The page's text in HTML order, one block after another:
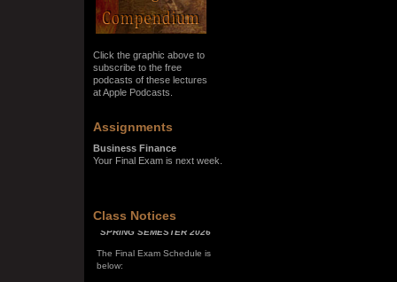
Click the graphic above to
subscribe to the free
podcasts of these lectures
at Apple Podcasts.
Assignments
Business Finance
Your Final Exam is next week.
Class Notices
SPRING SEMESTER 2026
The Final Exam Schedule is
FIL 240-001: Thursday, May